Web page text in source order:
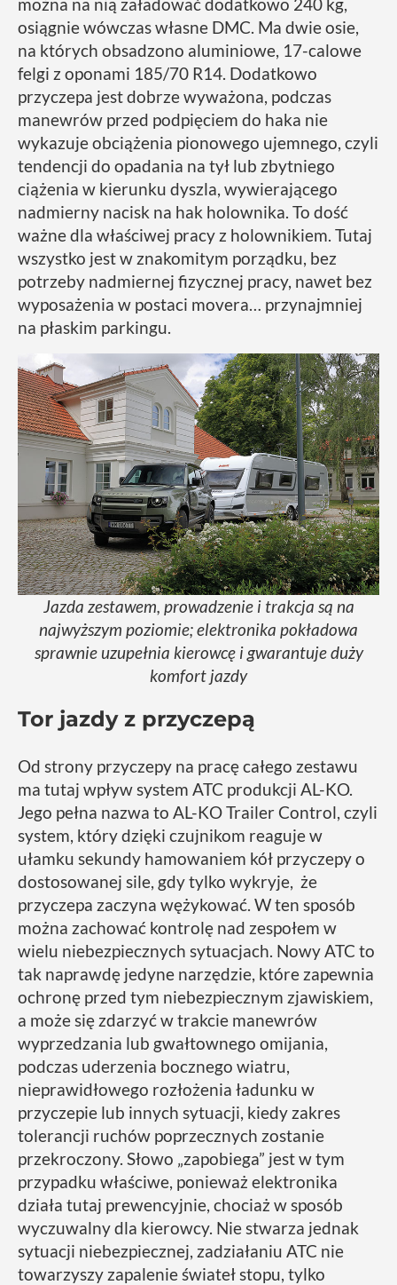
osiągnie wówczas własne DMC. Ma dwie osie,
na których obsadzono aluminiowe, 17-calowe
felgi z oponami 185/70 R14. Dodatkowo
przyczepa jest dobrze wyważona, podczas
manewrów przed podpięciem do haka nie
wykazuje obciążenia pionowego ujemnego, czyli
tendencji do opadania na tył lub zbytniego
ciążenia w kierunku dyszla, wywierającego
nadmierny nacisk na hak holownika. To dość
ważne dla właściwej pracy z holownikiem. Tutaj
wszystko jest w znakomitym porządku, bez
potrzeby nadmiernej fizycznej pracy, nawet bez
wyposażenia w postaci movera… przynajmniej
na płaskim parkingu.
Jazda zestawem, prowadzenie i trakcja są na
najwyższym poziomie; elektronika pokładowa
sprawnie uzupełnia kierowcę i gwarantuje duży
komfort jazdy
Tor jazdy z przyczepą
Od strony przyczepy na pracę całego zestawu
ma tutaj wpływ system ATC produkcji AL-KO.
Jego pełna nazwa to AL-KO Trailer Control, czyli
system, który dzięki czujnikom reaguje w
ułamku sekundy hamowaniem kół przyczepy o
dostosowanej sile, gdy tylko wykryje, że
przyczepa zaczyna wężykować. W ten sposób
można zachować kontrolę nad zespołem w
wielu niebezpiecznych sytuacjach. Nowy ATC to
tak naprawdę jedyne narzędzie, które zapewnia
ochronę przed tym niebezpiecznym zjawiskiem,
a może się zdarzyć w trakcie manewrów
wyprzedzania lub gwałtownego omijania,
podczas uderzenia bocznego wiatru,
nieprawidłowego rozłożenia ładunku w
przyczepie lub innych sytuacji, kiedy zakres
tolerancji ruchów poprzecznych zostanie
przekroczony. Słowo „zapobiega” jest w tym
przypadku właściwe, ponieważ elektronika
działa tutaj prewencyjnie, chociaż w sposób
wyczuwalny dla kierowcy. Nie stwarza jednak
sytuacji niebezpiecznej, zadziałaniu ATC nie
towarzyszy zapalenie świateł stopu, tylko